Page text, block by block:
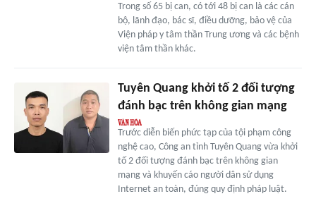
Trong số 65 bị can, có tới 48 bị can là các cán
bộ, lãnh đạo, bác sĩ, điều dưỡng, bảo vệ của
Viện pháp y tâm thần Trung ương và các bệnh
viện tâm thần khác.
Tuyên Quang khởi tố 2 đối tượng
đánh bạc trên không gian mạng
Trước diễn biến phức tạp của tội phạm công
nghệ cao, Công an tỉnh Tuyên Quang vừa khởi
tố 2 đối tượng đánh bạc trên không gian
mạng và khuyến cáo người dân sử dụng
Internet an toàn, đúng quy định pháp luật.